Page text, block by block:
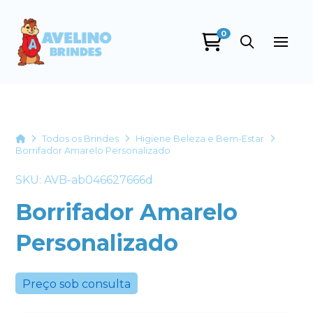
0
HomeTodos os Brindes
Higiene Beleza e Bem-Estar
Borrifador Amarelo Personalizado
SKU: AVB-ab046627666d
Borrifador Amarelo
Personalizado
Preço sob consulta
+55